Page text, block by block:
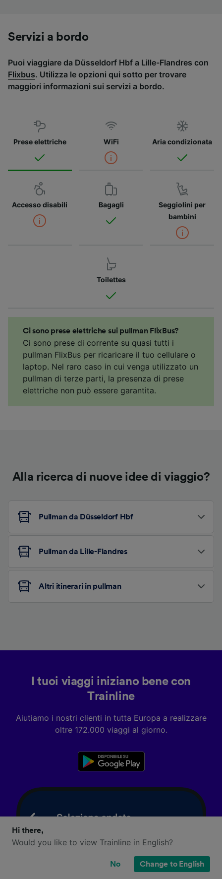
Servizi a bordo
Puoi viaggiare da Düsseldorf Hbf a Lille-Flandres con
Flixbus. Utilizza le opzioni qui sotto per trovare
maggiori informazioni sui servizi a bordo.
Prese elettriche WiFi Aria condizionata
Accesso disabili Bagagli
Seggiolini per
bambini
Toilettes
Ci sono prese elettriche sui pullman FlixBus?
Ci sono prese di corrente su quasi tutti i
pullman FlixBus per ricaricare il tuo cellulare o
laptop. Nel raro caso in cui venga utilizzato un
pullman di terze parti, la presenza di prese
elettriche non può essere garantita.
Alla ricerca di nuove idee di viaggio?
Pullman da Düsseldorf Hbf
Pullman da Lille-Flandres
Altri itinerari in pullman
I tuoi viaggi iniziano bene con
Trainline
Aiutiamo i nostri clienti in tutta Europa a realizzare
oltre 172.000 viaggi al giorno.
Hi there,
Would you like to view Trainline in English?
No Change to English